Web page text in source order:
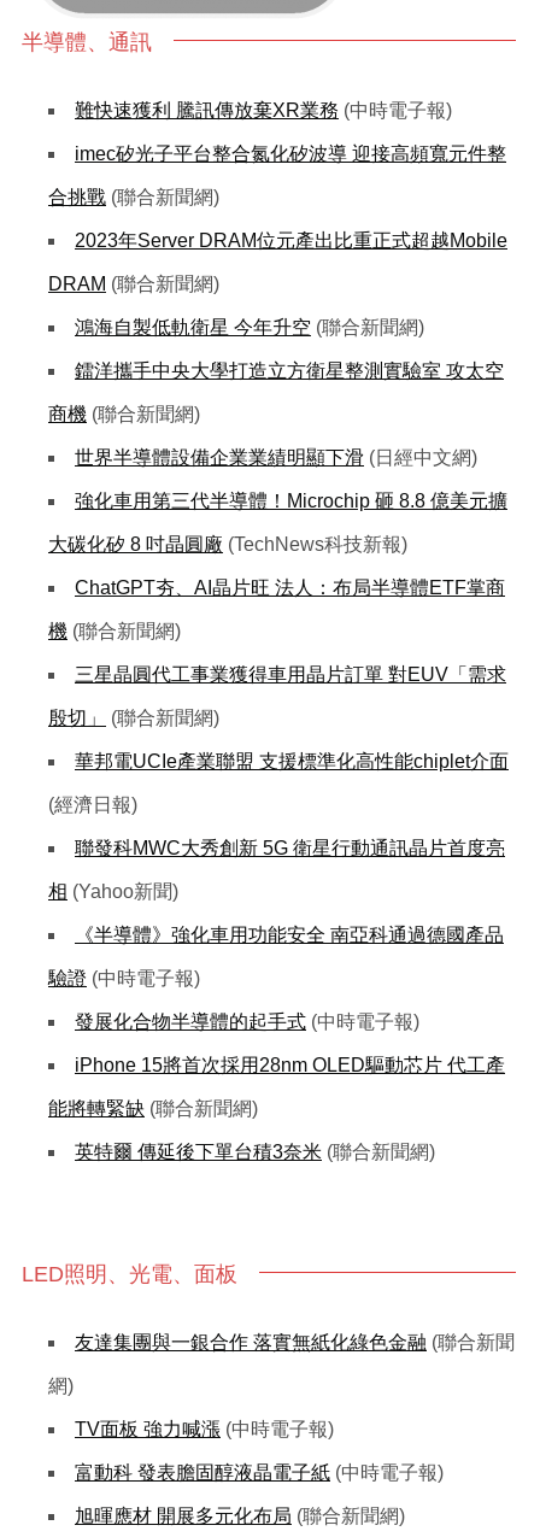
半導體、通訊
難快速獲利 騰訊傳放棄XR業務 (中時電子報)
imec矽光子平台整合氮化矽波導 迎接高頻寬元件整
合挑戰 (聯合新聞網)
2023年Server DRAM位元產出比重正式超越Mobile
DRAM (聯合新聞網)
鴻海自製低軌衛星 今年升空 (聯合新聞網)
鐳洋攜手中央大學打造立方衛星整測實驗室 攻太空
商機 (聯合新聞網)
世界半導體設備企業業績明顯下滑 (日經中文網)
強化車用第三代半導體！Microchip 砸 8.8 億美元擴
大碳化矽 8 吋晶圓廠 (TechNews科技新報)
ChatGPT夯、AI晶片旺 法人：布局半導體ETF掌商
機 (聯合新聞網)
三星晶圓代工事業獲得車用晶片訂單 對EUV「需求
殷切」 (聯合新聞網)
華邦電UCIe產業聯盟 支援標準化高性能chiplet介面
(經濟日報)
聯發科MWC大秀創新 5G 衛星行動通訊晶片首度亮
相 (Yahoo新聞)
《半導體》強化車用功能安全 南亞科通過德國產品
驗證 (中時電子報)
發展化合物半導體的起手式 (中時電子報)
iPhone 15將首次採用28nm OLED驅動芯片 代工產
能將轉緊缺 (聯合新聞網)
英特爾 傳延後下單台積3奈米 (聯合新聞網)
LED照明、光電、面板
友達集團與一銀合作 落實無紙化綠色金融 (聯合新聞
網)
TV面板 強力喊漲 (中時電子報)
富動科 發表膽固醇液晶電子紙 (中時電子報)
旭暉應材 開展多元化布局 (聯合新聞網)